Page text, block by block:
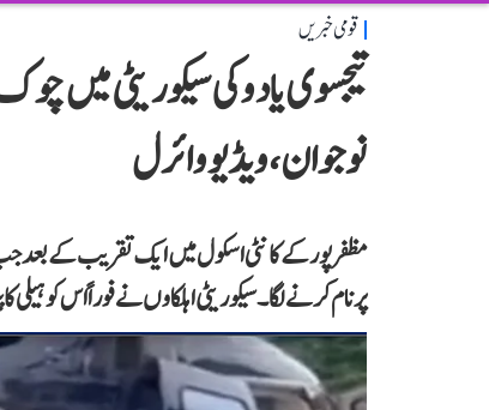
قومی خبریں
تیجسوی یادو کی سیکوریٹی میں
نوجوان، ویڈیو وائرل
مظفرپور کے کانٹی اسکول میں ایک تقریب کے بعد جب
پرنام کرنے لگا۔ سیکوریٹی اہلکاوں نے فوراً اس کو